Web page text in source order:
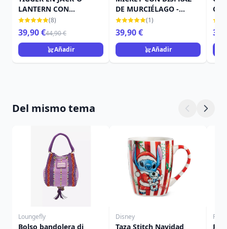
LANTERN CON
MURCIÉLAGO - DISNEY
TRADITIONS
(8)
39,90 €44,90 €
Añadir
DE MURCIÉLAGO -
DISNEY TRADITIONS
(1)
39,90 €
Añadir
Del mismo tema
Loungefly
Bolso bandolera di
Disney
Taza Stitch Navidad